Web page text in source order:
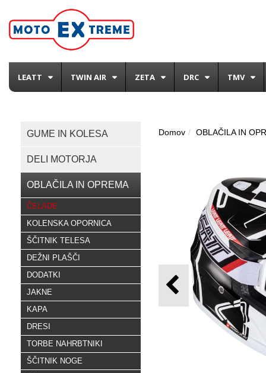
LEATT TWIN AIR ZETA DRC TMV
GUME IN KOLESA
DELI MOTORJA
OBLAČILA IN OPREMA
ČELADE
KOLENSKA OPORNICA
ŠČITNIK TELESA
DEŽNI PLAŠČI
DODATKI
JAKNE
KAPA
DRESI
TORBE NAHRBTNIKI
ŠČITNIK NOGE
Domov OBLAČILA IN